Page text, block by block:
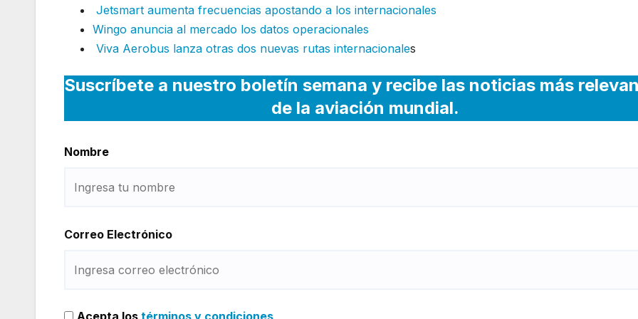
Jetsmart aumenta frecuencias apostando a los internacionales
Wingo anuncia al mercado los datos operacionales
Viva Aerobus lanza otras dos nuevas rutas internacionales
Suscríbete a nuestro boletín semana y recibe las noticias más
de la aviación mundial.
Nombre
Correo Electrónico